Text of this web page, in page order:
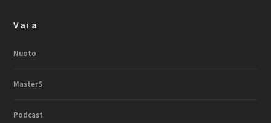
Vai a
Nuoto
MasterS
Podcast